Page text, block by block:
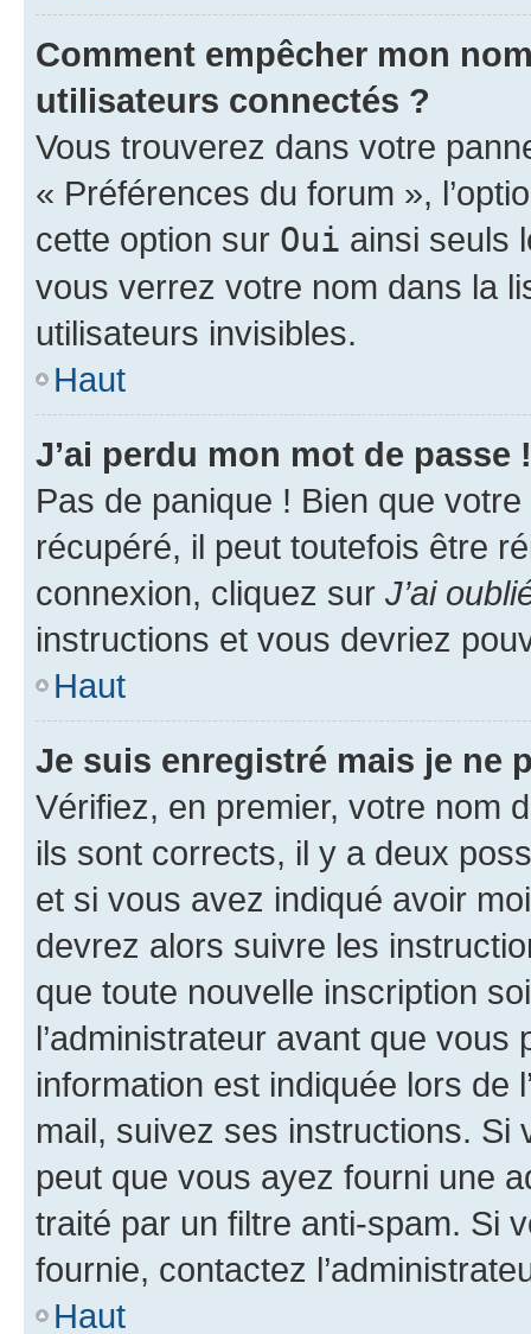
Comment empêcher mon
utilisateurs connectés ?
Vous trouverez dans votre
« Préférences du forum »,
cette option sur Oui ainsi seuls
vous verrez votre nom dans la
utilisateurs invisibles.
Haut
J’ai perdu mon mot de passe !
Pas de panique ! Bien que
récupéré, il peut toutefois être
connexion, cliquez sur J’ai
instructions et vous devriez
Haut
Je suis enregistré mais je ne
Vérifiez, en premier, votre nom
ils sont corrects, il y a deux
et si vous avez indiqué avoir
devrez alors suivre les
que toute nouvelle inscription
l’administrateur avant que
information est indiquée lors de
mail, suivez ses instructions. Si
peut que vous ayez fourni une
traité par un filtre anti-spam. Si
fournie, contactez
Haut